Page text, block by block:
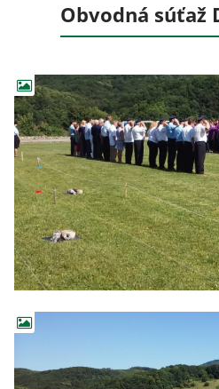
Obvodná súťaž